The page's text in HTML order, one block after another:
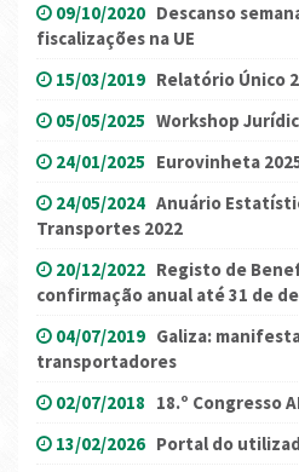
09/10/2020 Descanso
fiscalizações na UE
15/03/2019 Relatório Único
05/05/2025 Workshop
24/01/2025 Eurovinheta
24/05/2024 Anuário
Transportes 2022
20/12/2022 Registo de
confirmação anual até 31 de
04/07/2019 Galiza:
transportadores
02/07/2018 18.º Congresso
13/02/2026 Portal do